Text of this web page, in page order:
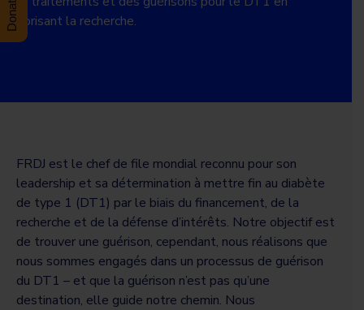
favorisant la recherche.
FRDJ est le chef de file mondial reconnu pour son
leadership et sa détermination à mettre fin au diabète
de type 1 (DT1) par le biais du financement, de la
recherche et de la défense d’intérêts. Notre objectif est
de trouver une guérison, cependant, nous réalisons que
nous sommes engagés dans un processus de guérison
du DT1 – et que la guérison n’est pas qu’une
destination, elle guide notre chemin. Nous